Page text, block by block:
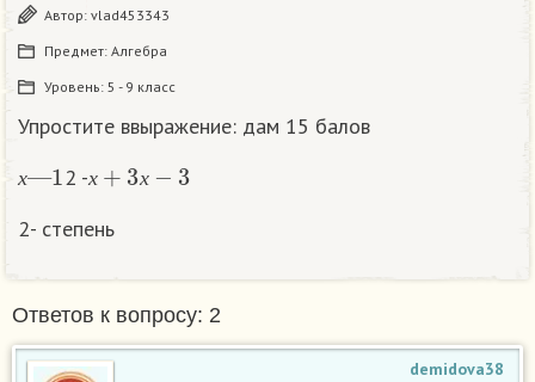
Автор: vlad453343
Предмет: Алгебра
Уровень: 5 - 9 класс
Упростите ввыражение: дам 15 балов
х
1
2 - х х
2- степень
Ответов к вопросу: 2
demidova38